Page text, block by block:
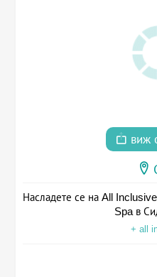
виж
Насладете се на All
Spa в
+ all